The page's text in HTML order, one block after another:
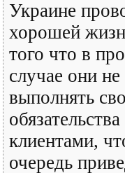
Украине
хорошей
того что в
случае они
выполнять
клиентами,
очередь